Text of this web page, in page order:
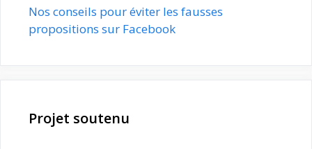
Nos conseils pour éviter les fausses
propositions sur Facebook
Projet soutenu